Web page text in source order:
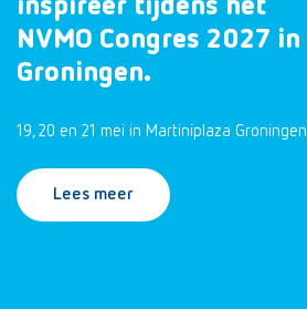
inspireer tijdens het
NVMO Congres 2027 in
Groningen.
19, 20 en 21 mei in Martiniplaza Groningen
Lees meer